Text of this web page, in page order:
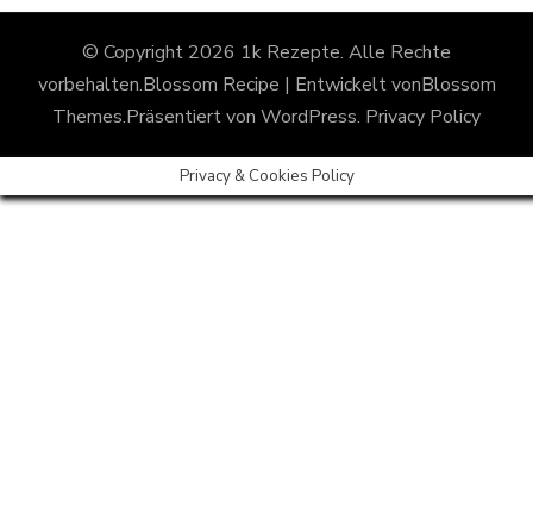
© Copyright 2026 1k Rezepte. Alle Rechte
vorbehalten.Blossom Recipe | Entwickelt vonBlossom
Themes.Präsentiert von WordPress. Privacy Policy
Privacy & Cookies Policy